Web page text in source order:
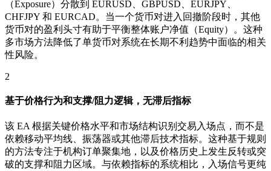
（Exposure）分散到 EURUSD、GBPUSD、EURJPY、
CHFJPY 和 EURCAD。当一个货币对进入回撤阶段时，其他
货币对的盈利头寸有助于平衡整体账户净值（Equity）。这种
多市场方法降低了单货币对系统在长期不利趋势中面临的相关
性风险。
2
基于价格行为和支撑/阻力逻辑，无滞后指标
该 EA 根据关键价格水平和市场结构识别交易入场点，而不是
依赖移动平均线、振荡器或其他滞后技术指标。这种基于规则
的方法专注于机构订单聚集地，以及价格历史上发生反转或突
破的支撑和阻力区域。与依赖指标的系统相比，入场信号更纯